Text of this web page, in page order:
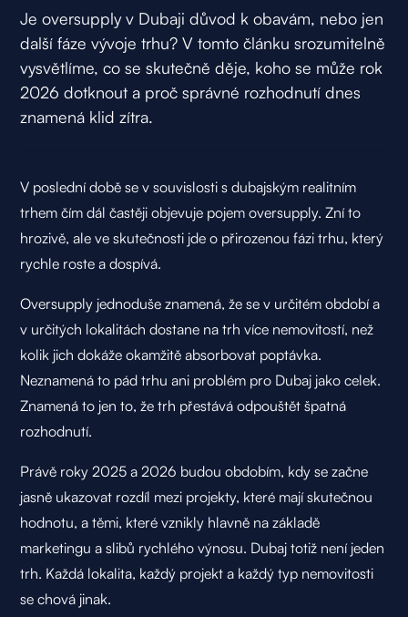
Je oversupply v Dubaji důvod k obavám, nebo jen
další fáze vývoje trhu? V tomto článku srozumitelně
vysvětlíme, co se skutečně děje, koho se může rok
2026 dotknout a proč správné rozhodnutí dnes
znamená klid zítra.
V poslední době se v souvislosti s dubajským realitním
trhem čím dál častěji objevuje pojem oversupply. Zní to
hrozivě, ale ve skutečnosti jde o přirozenou fázi trhu, který
rychle roste a dospívá.
Oversupply jednoduše znamená, že se v určitém období a
v určitých lokalitách dostane na trh více nemovitostí, než
kolik jich dokáže okamžitě absorbovat poptávka.
Neznamená to pád trhu ani problém pro Dubaj jako celek.
Znamená to jen to, že trh přestává odpouštět špatná
rozhodnutí.
Právě roky 2025 a 2026 budou obdobím, kdy se začne
jasně ukazovat rozdíl mezi projekty, které mají skutečnou
hodnotu, a těmi, které vznikly hlavně na základě
marketingu a slibů rychlého výnosu. Dubaj totiž není jeden
trh. Každá lokalita, každý projekt a každý typ nemovitosti
se chová jinak.